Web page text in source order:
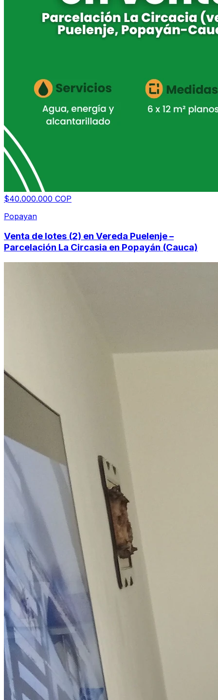
$40.000.000 COP
Popayan
Venta de lotes (2) en Vereda Puelenje –
Parcelación La Circasia en Popayán (Cauca)